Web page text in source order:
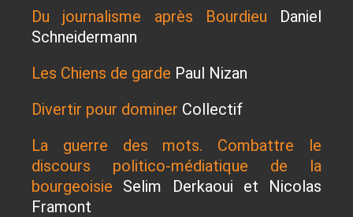
Du journalisme après Bourdieu Daniel
Schneidermann
Les Chiens de garde Paul Nizan
Divertir pour dominer Collectif
La guerre des mots. Combattre le
discours politico-médiatique de la
bourgeoisie Selim Derkaoui et Nicolas
Framont